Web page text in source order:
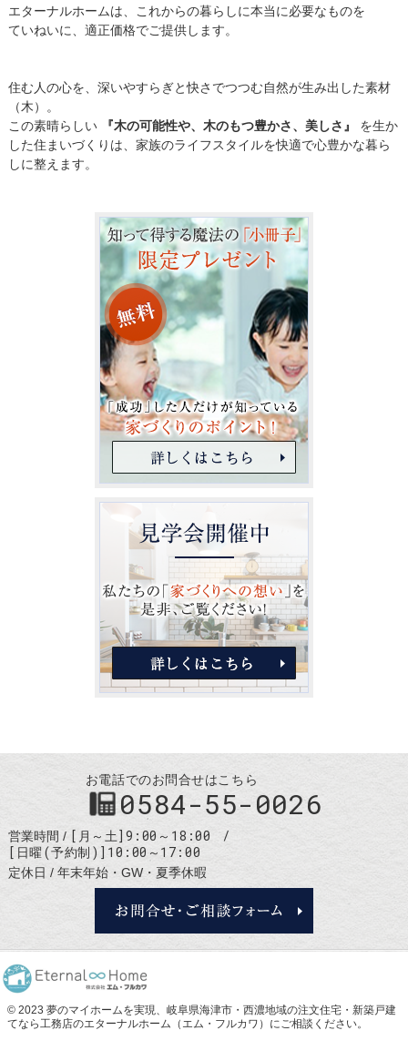
エターナルホームは、これからの暮らしに本当に必要なものを
ていねいに、適正価格でご提供します。
住む人の心を、深いやすらぎと快さでつつむ自然が生み出した素材
（木）。
この素晴らしい
『木の可能性や、木のもつ豊かさ、美しさ』
を生か
した住まいづくりは、家族のライフスタイルを快適で心豊かな暮ら
しに整えます。
お電話でのお問合せはこちら
0584-55-0026
営業時間
[月～土]9:00～18:00
[日曜(予約制)]10:00～17:00
定休日 年末年始・GW・夏季休暇
© 2023 夢のマイホームを実現、 岐阜県海津市・西濃地域の注文住宅・新築戸建
てなら工務店のエターナルホーム（エム・フルカワ） にご相談ください。